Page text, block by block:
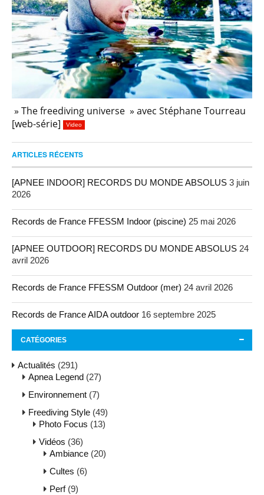
» The freediving universe » avec Stéphane Tourreau
[web-série]
Video
ARTICLES RÉCENTS
[APNEE INDOOR] RECORDS DU MONDE ABSOLUS 3 juin
2026
Records de France FFESSM Indoor (piscine) 25 mai 2026
[APNEE OUTDOOR] RECORDS DU MONDE ABSOLUS 24
avril 2026
Records de France FFESSM Outdoor (mer) 24 avril 2026
Records de France AIDA outdoor 16 septembre 2025
CATÉGORIES
Actualités (291)
Apnea Legend (27)
Environnement (7)
Freediving Style (49)
Photo Focus (13)
Vidéos (36)
Ambiance (20)
Cultes (6)
Perf(9)